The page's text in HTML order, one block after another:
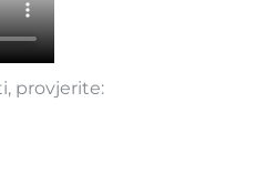
provjerite: